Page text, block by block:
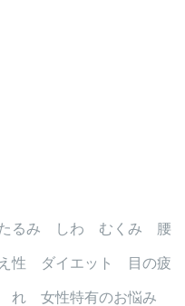
たるみ しわ むくみ 腰
ダイエット 目の疲
れ 女性特有のお悩み